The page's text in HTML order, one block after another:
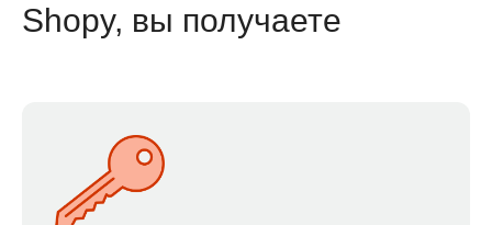
Shopy, вы получаете